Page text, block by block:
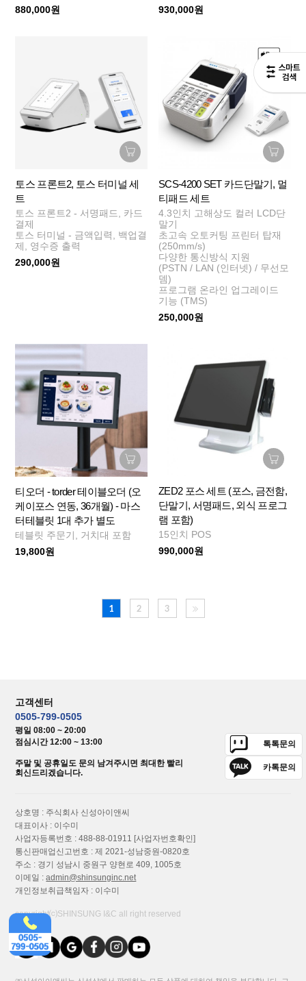
880,000원
930,000원
토스 프론트2, 토스 터미널 세
트
토스 프론트2 - 서명패드, 카드
결제
토스 터미널 - 금액입력, 백업결
제, 영수증 출력
290,000원
SCS-4200 SET 카드단말기, 멀
티패드 세트
4.3인치 고해상도 컬러 LCD단
말기
초고속 오토커팅 프린터 탑재
(250mm/s)
다양한 통신방식 지원
(PSTN / LAN (인터넷) / 무선모
뎀)
프로그램 온라인 업그레이드
기능 (TMS)
250,000원
티오더 - torder 테이블오더 (오
케이포스 연동, 36개월) - 마스
터테블릿 1대 추가 별도
테블릿 주문기, 거치대 포함
19,800원
ZED2 포스 세트 (포스, 금전함,
단말기, 서명패드, 외식 프로그
램 포함)
15인치 POS
990,000원
1 2 3
고객센터
0505-799-0505
평일 08:00 ~ 20:00
점심시간 12:00 ~ 13:00
주말 및 공휴일도 문의 남겨주시면 최대한 빨리
회신드리겠습니다.
톡톡문의
카톡문의
상호명 : 주식회사 신성아이앤씨
대표이사 : 이수미
사업자등록번호 : 488-88-01911 [사업자번호확인]
통신판매업신고번호 : 제 2021-성남중원-0820호
주소 : 경기 성남시 중원구 양현로 409, 1005호
이메일 :admin@shinsunginc.net
개인정보취급책임자 : 이수미
copyright⒞SHINSUNG I&C all right reserved